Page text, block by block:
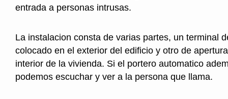
entrada a personas intrusas.
La instalacion consta de varias partes, un terminal
colocado en el exterior del edificio y otro de
interior de la vivienda. Si el portero automatico
podemos escuchar y ver a la persona que llama.